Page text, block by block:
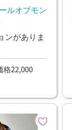
ルオブモン
ンがありま
格22,000